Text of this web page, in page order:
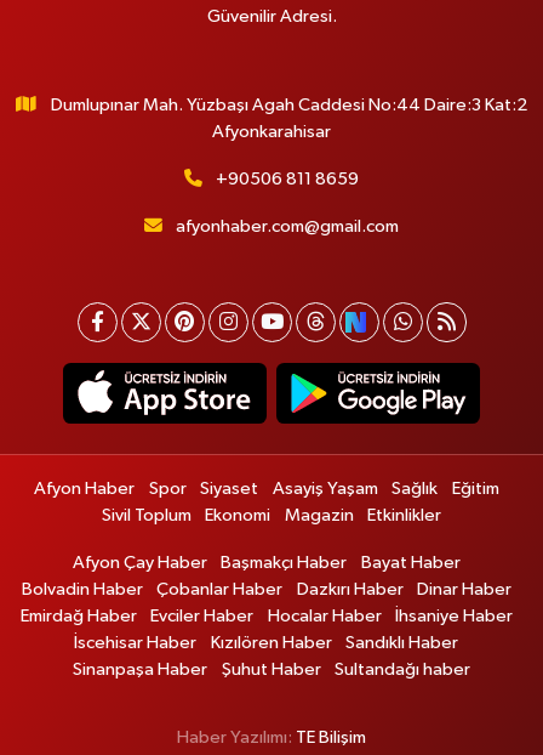
Güvenilir Adresi.
Dumlupınar Mah. Yüzbaşı Agah Caddesi No:44 Daire:3 Kat:2
Afyonkarahisar
+90506 811 8659
afyonhaber.com@gmail.com
Afyon Haber Spor Siyaset Asayiş Yaşam Sağlık
Eğitim
Sivil Toplum
Ekonomi Magazin Etkinlikler
Afyon Çay Haber Başmakçı Haber
Bayat Haber
Bolvadin Haber
Çobanlar Haber Dazkırı Haber
Dinar Haber
Emirdağ Haber
Evciler Haber Hocalar Haber
İhsaniye Haber
İscehisar Haber
Kızılören Haber
Sandıklı Haber
Sinanpaşa Haber
Şuhut Haber Sultandağı haber
Haber Yazılımı: TE Bilişim